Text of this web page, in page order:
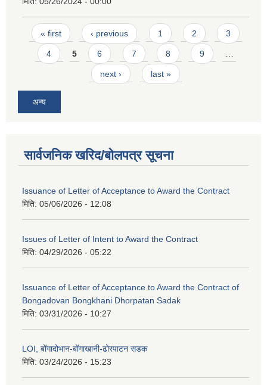
Pages
« first ‹ previous 1 2 3
4 5 6 7 8 9 …
next › last »
अन्य
सार्वजनिक खरिद/बोलपत्र सूचना
Issuance of Letter of Acceptance to Award the Contract
मिति: 05/06/2026 - 12:08
Issues of Letter of Intent to Award the Contract
मिति: 04/29/2026 - 05:22
Issuance of Letter of Acceptance to Award the Contract of
Bongadovan Bongkhani Dhorpatan Sadak
मिति: 03/31/2026 - 10:27
LOI, बोंगादोभान-बोंगाखानी-ढोरपाटन सडक
मिति: 03/24/2026 - 15:23